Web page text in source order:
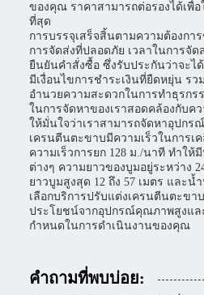
ของคุณ ราคาสามารถต่อรองได้เพื่
ที่สุด
การบรรจุเสร็จสิ้นตามความต้องกา
การจัดส่งที่ปลอดภัย เวลาในการจัด
ยืนยันคำสั่งซื้อ ซึ่งรับประกันว่าจะ
มีเงื่อนไขการชำระเงินที่ยืดหยุ่น รว
อำนวยความสะดวกในการทำธุรก
ในการจัดหาของเราสอดคล้องกับค
ให้มั่นใจว่าเราสามารถจัดหาอุปกร
เครนตีนตะขาบมีความเร็วในการเ
ความเร็วการยก 128 ม./นาที ทำใ
ต่างๆ ความยาวของบูมอยู่ระหว่าง
ยาวบูมสูงสุด 12 ถึง 57 เมตร และ
เลือกบริการปรับแต่งเครนตีนตะขา
ประโยชน์จากอุปกรณ์คุณภาพสูงแล
กำหนดในการดำเนินงานของคุณ
คำถามที่พบบ่อย: